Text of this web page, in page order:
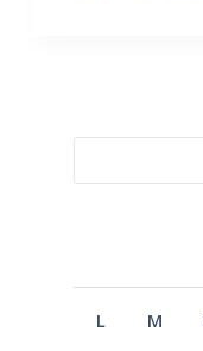
L M